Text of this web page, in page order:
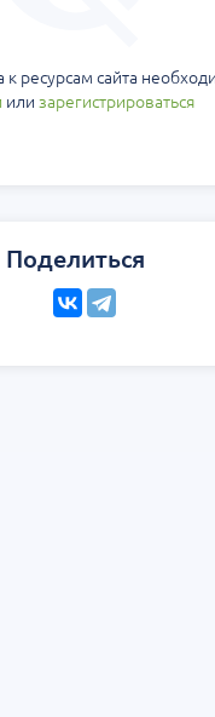
Россия,
07 сентября
к ресурсам сайта
или зарегистрироваться
Поделиться